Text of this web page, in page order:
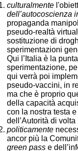
culturalmente
dell’autocoscienza
propaganda
pseudo-realtà
sostituzione di
sperimentazioni
Qui l’Italia è la
sperimentazione,
qui verrà poi
pseudo-vaccini, in
ma che è proprio
della capacità
con la nostra testa
dell’Autorità di
politicamente
ancor più la
green pass e